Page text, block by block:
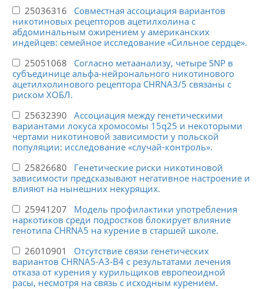
25036316 Совместная ассоциация вариантов
никотиновых рецепторов ацетилхолина с
абдоминальным ожирением у американских
индейцев: семейное исследование «Сильное сердце».
25051068 Согласно метаанализу, четыре SNP в
субъединице альфа-нейронального никотинового
ацетилхолинового рецептора CHRNA3/5 связаны с
риском ХОБЛ.
25632390 Ассоциация между генетическими
вариантами локуса хромосомы 15q25 и некоторыми
чертами никотиновой зависимости у польской
популяции: исследование «случай-контроль».
25826680 Генетические риски никотиновой
зависимости предсказывают негативное настроение и
влияют на нынешних некурящих.
25941207 Модель профилактики употребления
наркотиков среди подростков блокирует влияние
генотипа CHRNA5 на курение в старшей школе.
26010901 Отсутствие связи генетических
вариантов CHRNA5-A3-B4 с результатами лечения
отказа от курения у курильщиков европеоидной
расы, несмотря на связь с исходным курением.